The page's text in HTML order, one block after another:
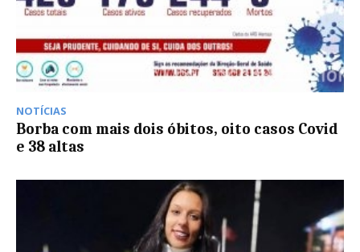
NOTÍCIAS
Borba com mais dois óbitos, oito casos Covid
e 38 altas